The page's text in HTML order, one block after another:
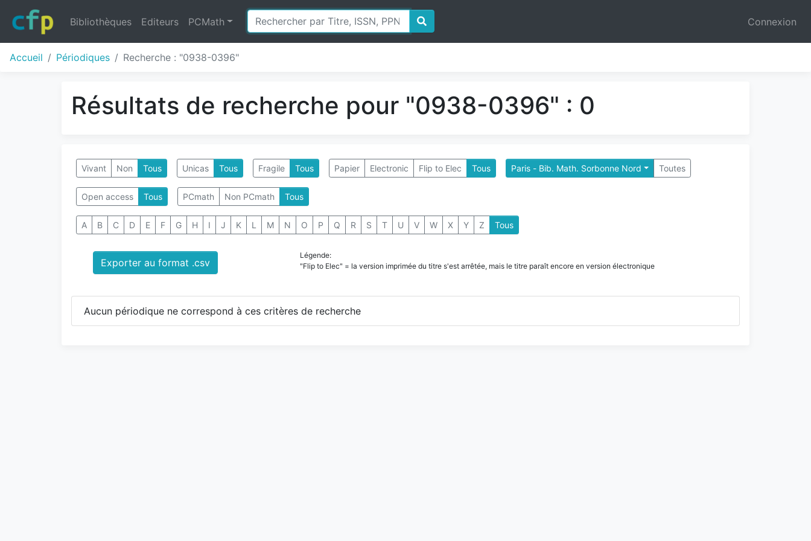
Bibliothèques Editeurs PCMath Connexion
Accueil Périodiques Recherche : "0938-0396"
Résultats de recherche pour "0938-0396" : 0
Vivant Non Tous Unicas Tous Fragile Tous Papier Electronic Flip to Elec Tous Paris - Bib. Math. Sorbonne Nord Toutes
Open access Tous PCmath Non PCmath Tous
A B C D E F G H I J K L M N O P Q R S T U V W X Y Z Tous
Exporter au format .csv
Légende:
"Flip to Elec" = la version imprimée du titre s'est arrêtée, mais le titre paraît encore en version électronique
Aucun périodique ne correspond à ces critères de recherche